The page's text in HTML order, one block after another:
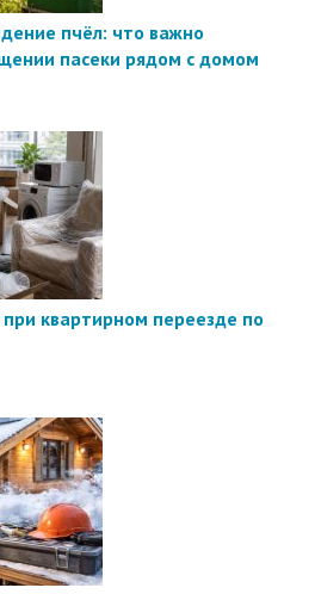
пчёл: что важно
пасеки рядом с домом
квартирном переезде по